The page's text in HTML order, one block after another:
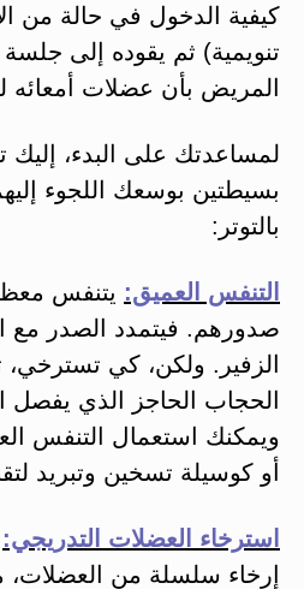
كيفية الدخول في حالة من
تنويمية) ثم يقوده إلى جلسة
المريض بأن عضلات أمعائه
لمساعدتك على البدء، إليك
بسيطتين بوسعك اللجوء
بالتوتر:
التنفس العميق: يتنفس
صدورهم. فيتمدد الصدر مع
الزفير. ولكن، كي
الحجاب الحاجز الذي يفصل
ويمكنك استعمال التنفس
أو كوسيلة تسخين وتبريد
استرخاء العضلات التدريجي:
إرخاء سلسلة من العضلات،